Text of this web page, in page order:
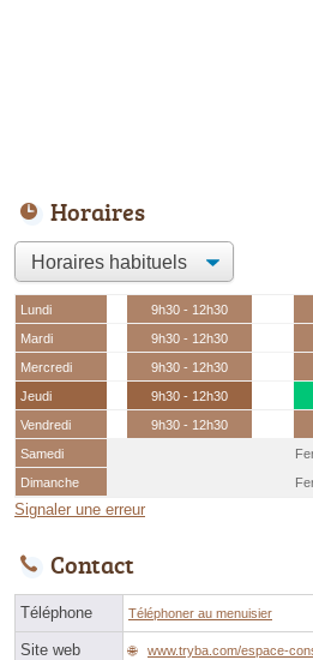
Horaires
Lundi 9h30 - 12h30
Mardi
9h30 - 12h30
Mercredi
9h30 - 12h30
Jeudi
9h30 - 12h30
Vendredi
9h30 - 12h30
Samedi
Dimanche
Signaler une erreur
Contact
Téléphone Téléphoner au menuisier
Site web www.tryba.com/espace-